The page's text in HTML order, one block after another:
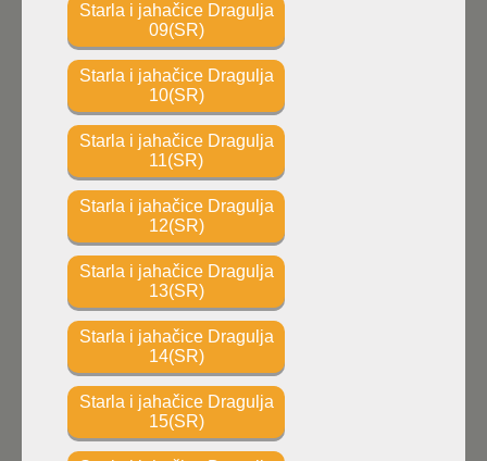
Starla i jahačice Dragulja
09(SR)
Starla i jahačice Dragulja
10(SR)
Starla i jahačice Dragulja
11(SR)
Starla i jahačice Dragulja
12(SR)
Starla i jahačice Dragulja
13(SR)
Starla i jahačice Dragulja
14(SR)
Starla i jahačice Dragulja
15(SR)